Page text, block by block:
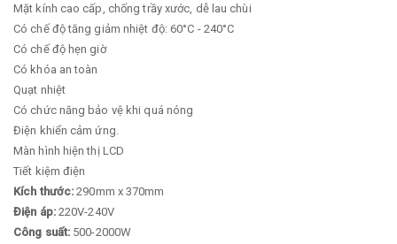
Mặt kính cao cấp, chống trầy xước, dễ lau chùi
Có chế độ tăng giảm nhiệt độ: 60°C - 240°C
Có chế độ hẹn giờ
Có khóa an toàn
Quạt nhiệt
Có chức năng bảo vệ khi quá nóng
Điện khiển cảm ứng.
Màn hình hiện thị LCD
Tiết kiệm điện
Kích thước: 290mm x 370mm
Điện áp: 220V-240V
Công suất: 500-2000W